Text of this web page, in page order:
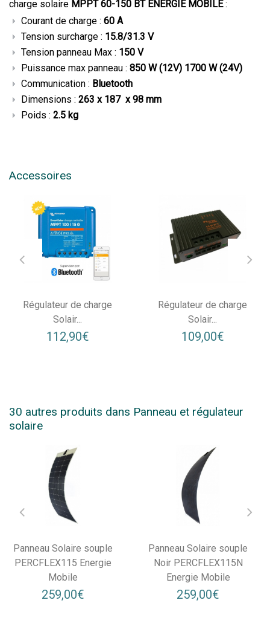
charge solaire MPPT 60-150 BT ENERGIE MOBILE:
Courant de charge : 60 A
Tension surcharge : 15.8/31.3 V
Tension panneau Max : 150 V
Puissance max panneau : 850 W (12V) 1700 W (24V)
Communication : Bluetooth
Dimensions : 263 x 187 x 98 mm
Poids : 2.5 kg
Accessoires
Régulateur de charge
Solair...
112,90€
Régulateur de charge
Solair...
109,00€
30 autres produits dans Panneau et régulateur
solaire
Panneau Solaire souple
PERCFLEX115 Energie
Mobile
259,00€
Panneau Solaire souple
Noir PERCFLEX115N
Energie Mobile
259,00€